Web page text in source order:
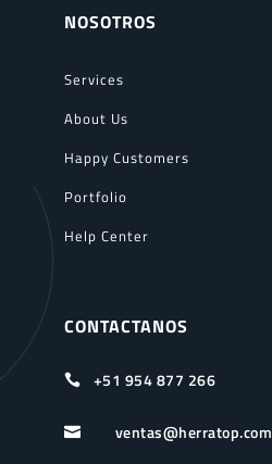
NOSOTROS
Services
About Us
Happy Customers
Portfolio
Help Center
CONTACTANOS
 +51 954 877 266
 ventas@herratop.com